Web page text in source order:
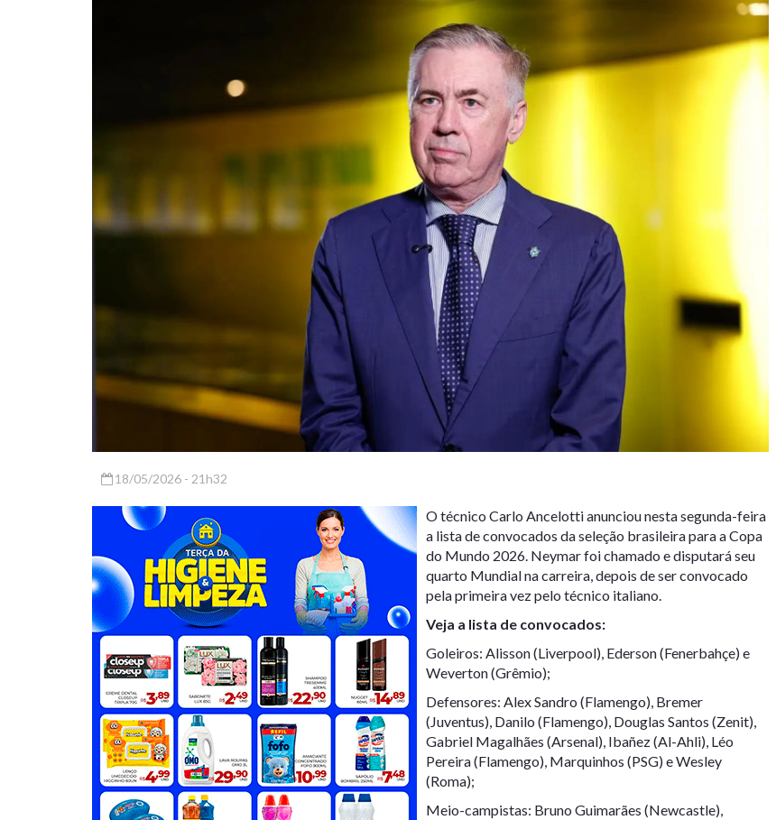
18/05/2026 - 21h32
O técnico Carlo Ancelotti anunciou nesta segunda-feira
a lista de convocados da seleção brasileira para a Copa
do Mundo 2026. Neymar foi chamado e disputará seu
quarto Mundial na carreira, depois de ser convocado
pela primeira vez pelo técnico italiano.
Veja a lista de convocados:
Goleiros: Alisson (Liverpool), Ederson (Fenerbahçe) e
Weverton (Grêmio);
Defensores: Alex Sandro (Flamengo), Bremer
(Juventus), Danilo (Flamengo), Douglas Santos (Zenit),
Gabriel Magalhães (Arsenal), Ibañez (Al-Ahli), Léo
Pereira (Flamengo), Marquinhos (PSG) e Wesley
(Roma);
Meio-campistas: Bruno Guimarães (Newcastle),